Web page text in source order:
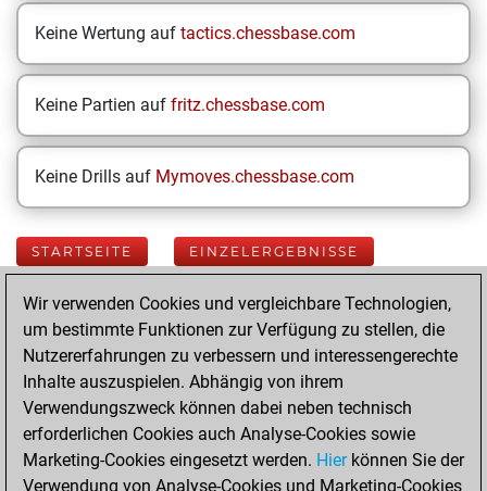
Keine Wertung auf tactics.chessbase.com
Keine Partien auf fritz.chessbase.com
Keine Drills auf Mymoves.chessbase.com
STARTSEITE EINZELERGEBNISSE
Your Latest App
Activity
Today
You played 400
Wir verwenden Cookies und vergleichbare Technologien,
um bestimmte Funktionen zur Verfügung zu stellen, die
Nutzererfahrungen zu verbessern und interessengerechte
Inhalte auszuspielen. Abhängig von ihrem
Verwendungszweck können dabei neben technisch
erforderlichen Cookies auch Analyse-Cookies sowie
Marketing-Cookies eingesetzt werden. Hierkönnen Sie der
Verwendung von Analyse-Cookies und Marketing-Cookies